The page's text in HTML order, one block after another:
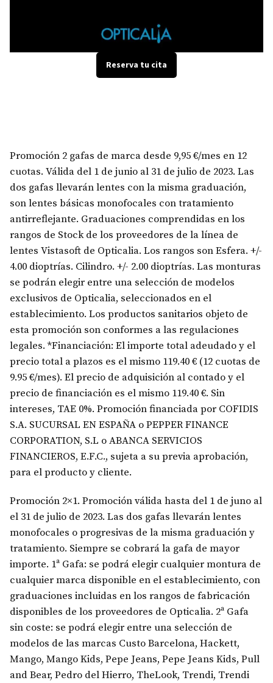
Reserva tu cita
Promoción 2 gafas de marca desde 9,95 €/mes en 12
cuotas. Válida del 1 de junio al 31 de julio de 2023. Las
dos gafas llevarán lentes con la misma graduación,
son lentes básicas monofocales con tratamiento
antirreflejante. Graduaciones comprendidas en los
rangos de Stock de los proveedores de la línea de
lentes Vistasoft de Opticalia. Los rangos son Esfera. +/-
4.00 dioptrías. Cilindro. +/- 2.00 dioptrías. Las monturas
se podrán elegir entre una selección de modelos
exclusivos de Opticalia, seleccionados en el
establecimiento. Los productos sanitarios objeto de
esta promoción son conformes a las regulaciones
legales. *Financiación: El importe total adeudado y el
precio total a plazos es el mismo 119.40 € (12 cuotas de
9.95 €/mes). El precio de adquisición al contado y el
precio de financiación es el mismo 119.40 €. Sin
intereses, TAE 0%. Promoción financiada por COFIDIS
S.A. SUCURSAL EN ESPAÑA o PEPPER FINANCE
CORPORATION, S.L o ABANCA SERVICIOS
FINANCIEROS, E.F.C., sujeta a su previa aprobación,
para el producto y cliente.
Promoción 2×1. Promoción válida hasta del 1 de juno al
el 31 de julio de 2023. Las dos gafas llevarán lentes
monofocales o progresivas de la misma graduación y
tratamiento. Siempre se cobrará la gafa de mayor
importe. 1ª Gafa: se podrá elegir cualquier montura de
cualquier marca disponible en el establecimiento, con
graduaciones incluidas en los rangos de fabricación
disponibles de los proveedores de Opticalia. 2ª Gafa
sin coste: se podrá elegir entre una selección de
modelos de las marcas Custo Barcelona, Hackett,
Mango, Mango Kids, Pepe Jeans, Pepe Jeans Kids, Pull
and Bear, Pedro del Hierro, TheLook, Trendi, Trendi